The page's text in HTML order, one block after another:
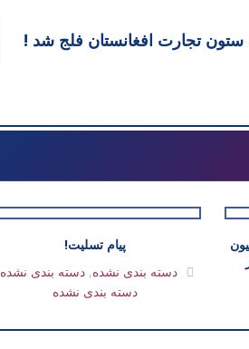
تجارت افغانستان فلج شد !
پیام تسلیت!
دسته بندی نشده, دسته بندی نشده
دسته بندی نشده